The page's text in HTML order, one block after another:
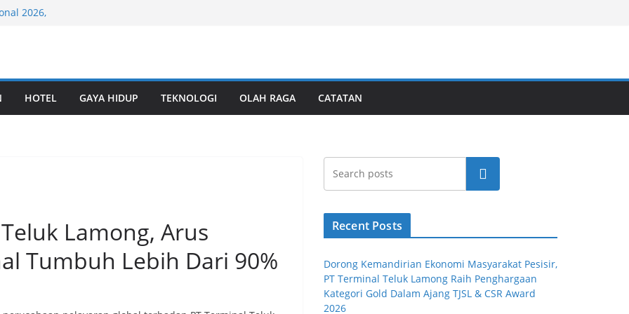
2026,
Gold
TPK Nilam
HOTEL GAYA HIDUP TEKNOLOGI OLAH RAGA CATATAN
Lamong, Arus
Tumbuh Lebih Dari 90%
Search
Recent Posts
Dorong Kemandirian Ekonomi Masyarakat Pesisir,
PT Terminal Teluk Lamong Raih Penghargaan
Kategori Gold Dalam Ajang TJSL & CSR Award
2026